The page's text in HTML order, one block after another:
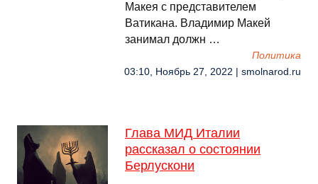
Макея с представителем
Ватикана. Владимир Макей
занимал должн …
Политика
03:10, Ноябрь 27, 2022 | smolnarod.ru
Глава МИД Италии
рассказал о состоянии
Берлускони